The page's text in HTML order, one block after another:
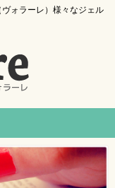
ォラーレ）様々なジェル